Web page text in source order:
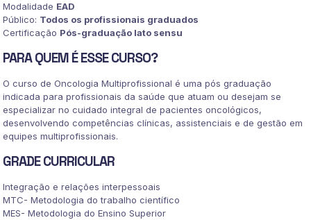
Modalidade EAD
Público: Todos os profissionais graduados
Certificação Pós-graduação lato sensu
PARA QUEM É ESSE CURSO?
O curso de Oncologia Multiprofissional é uma pós graduação
indicada para profissionais da saúde que atuam ou desejam se
especializar no cuidado integral de pacientes oncológicos,
desenvolvendo competências clínicas, assistenciais e de gestão em
equipes multiprofissionais.
GRADE CURRICULAR
Integração e relações interpessoais
MTC- Metodologia do trabalho científico
MES- Metodologia do Ensino Superior